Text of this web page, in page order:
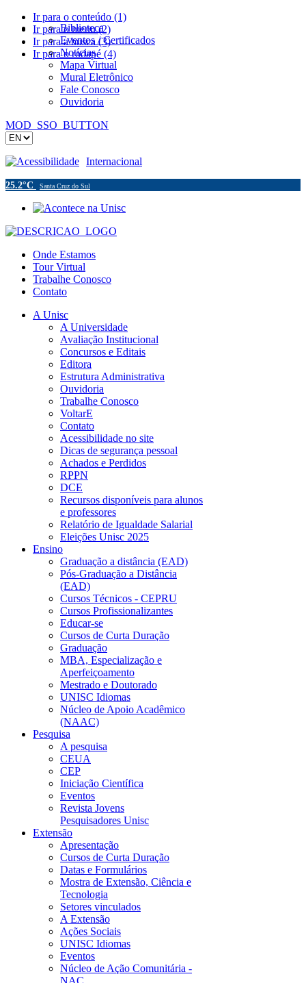
Ir para o conteúdo (1)
Ir para o menu (2)
Ir para a busca (3)
Ir para o rodapé (4)
Biblioteca
Eventos / Certificados
Notícias
Mapa Virtual
Mural Eletrônico
Fale Conosco
Ouvidoria
MOD_SSO_BUTTON
Acessibilidade Internacional
25.2°C Santa Cruz do Sul
Onde Estamos
Tour Virtual
Trabalhe Conosco
Contato
A Unisc
A Universidade
Avaliação Institucional
Concursos e Editais
Editora
Estrutura Administrativa
Ouvidoria
Trabalhe Conosco
VoltarE
Contato
Acessibilidade no site
Dicas de segurança pessoal
Achados e Perdidos
RPPN
DCE
Recursos disponíveis para alunos
e professores
Relatório de Igualdade Salarial
Eleições Unisc 2025
Ensino
Graduação a distância (EAD)
Pós-Graduação a Distância
(EAD)
Cursos Técnicos - CEPRU
Cursos Profissionalizantes
Educar-se
Cursos de Curta Duração
Graduação
MBA, Especialização e
Aperfeiçoamento
Mestrado e Doutorado
UNISC Idiomas
Núcleo de Apoio Acadêmico
(NAAC)
Pesquisa
A pesquisa
CEUA
CEP
Iniciação Científica
Eventos
Revista Jovens
Pesquisadores Unisc
Extensão
Apresentação
Cursos de Curta Duração
Datas e Formulários
Mostra de Extensão, Ciência e
Tecnologia
Setores vinculados
A Extensão
Ações Sociais
UNISC Idiomas
Eventos
Núcleo de Ação Comunitária -
NAC